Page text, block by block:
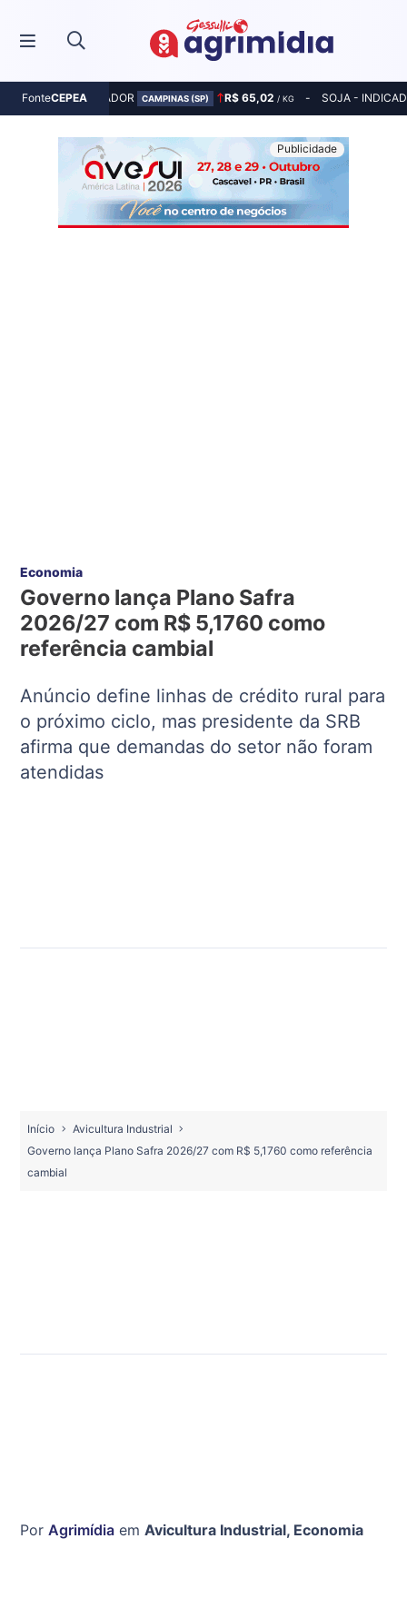
FonteCEPEA
MILHO - INDICADOR CAMPINAS (SP) R$ 65,02 / KG SOJA -
Economia
Governo lança Plano Safra
2026/27 com R$ 5,1760 como
referência cambial
Anúncio define linhas de crédito rural para
o próximo ciclo, mas presidente da SRB
afirma que demandas do setor não foram
atendidas
Início
Avicultura Industrial
Governo lança Plano Safra 2026/27 com R$ 5,1760 como referência
cambial
Por Agrimídia em Avicultura Industrial, Economia